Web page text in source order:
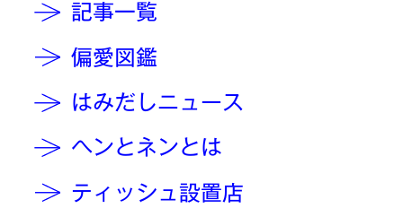
記事一覧
偏愛図鑑
はみだしニュース
ヘンとネンとは
ティッシュ設置店